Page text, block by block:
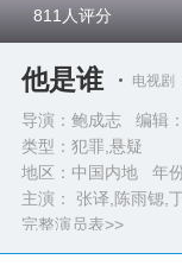
他是谁 电视剧
导演：鲍成志 编辑
类型： 犯罪,悬疑
地区：中国内地 年份
主演： 张译,陈雨锶,
完整演员表>>
811 人评分